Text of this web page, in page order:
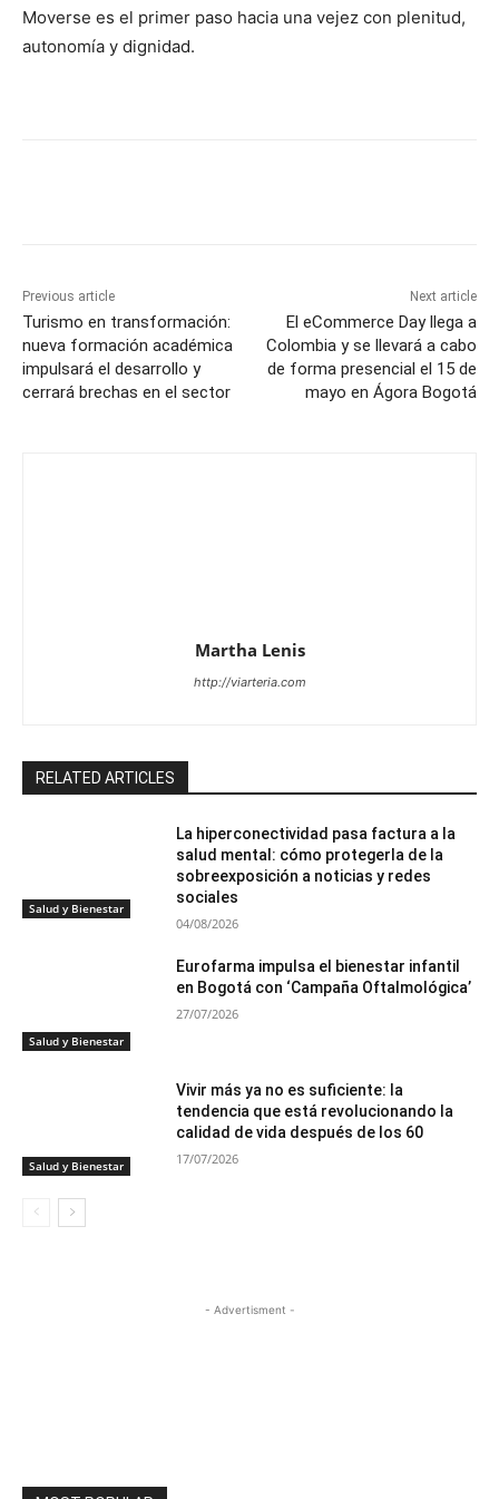
Moverse es el primer paso hacia una vejez con plenitud,
autonomía y dignidad.
Previous article
Turismo en transformación:
nueva formación académica
impulsará el desarrollo y
cerrará brechas en el sector
Next article
El eCommerce Day llega a
Colombia y se llevará a cabo
de forma presencial el 15 de
mayo en Ágora Bogotá
Martha Lenis
http://viarteria.com
RELATED ARTICLES
Salud y Bienestar
La hiperconectividad pasa factura a la
salud mental: cómo protegerla de la
sobreexposición a noticias y redes
sociales
04/08/2026
Salud y Bienestar
Eurofarma impulsa el bienestar infantil
en Bogotá con ‘Campaña Oftalmológica’
27/07/2026
Salud y Bienestar
Vivir más ya no es suficiente: la
tendencia que está revolucionando la
calidad de vida después de los 60
17/07/2026
- Advertisment -